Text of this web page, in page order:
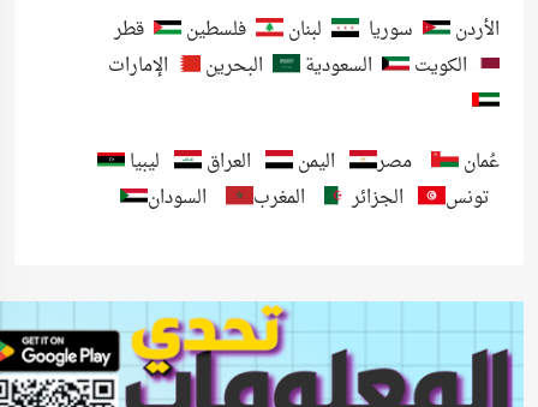
الأردن سوريا لبنان فلسطين
قطر
الكويت
السعودية البحرين الإمارات
عُمان مصر اليمن العراق
ليبيا
تونس
الجزائر المغرب السودان